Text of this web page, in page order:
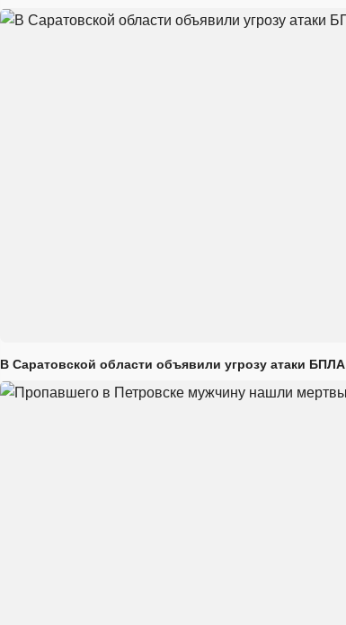
В Саратовской области объявили угрозу атаки БПЛА